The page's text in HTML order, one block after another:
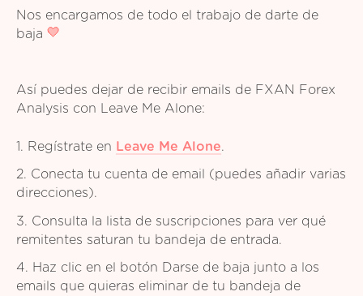
Nos encargamos de todo el trabajo de darte de
baja
Así puedes dejar de recibir emails de FXAN Forex
Analysis con Leave Me Alone:
1. Regístrate en Leave Me Alone.
2. Conecta tu cuenta de email (puedes añadir varias
direcciones).
3. Consulta la lista de suscripciones para ver qué
remitentes saturan tu bandeja de entrada.
4. Haz clic en el botón Darse de baja junto a los
emails que quieras eliminar de tu bandeja de